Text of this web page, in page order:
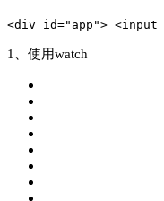
<div id="app"> <input
1、使用watch